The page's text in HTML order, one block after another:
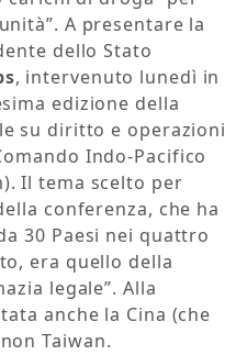
A presentare la
dello Stato
, intervenuto lunedì in
edizione della
su diritto e operazioni
Indo-Pacifico
Il tema scelto per
conferenza, che ha
30 Paesi nei quattro
era quello della
legale”. Alla
anche la Cina (che
Taiwan.